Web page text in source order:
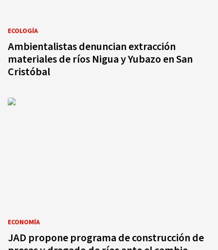
ECOLOGÍA
Ambientalistas denuncian extracción
materiales de ríos Nigua y Yubazo en San
Cristóbal
ECONOMÍA
JAD propone programa de construcción de